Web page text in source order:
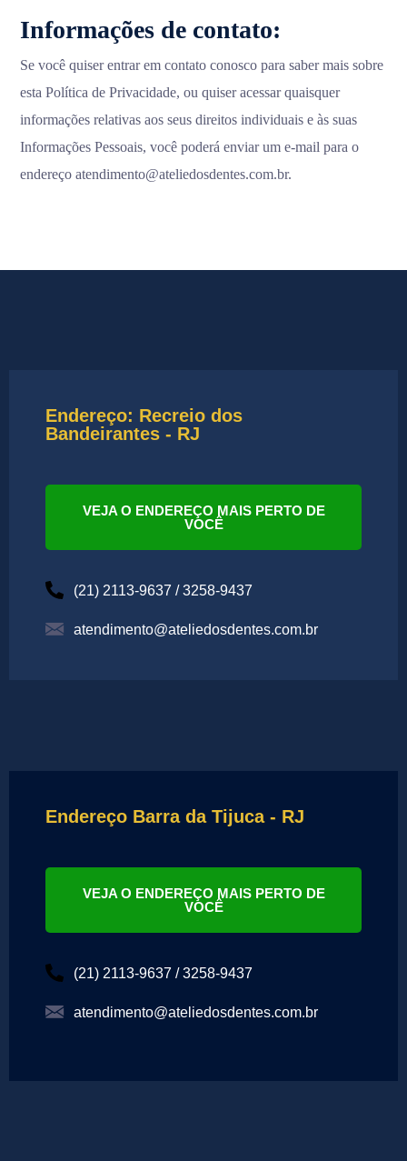
Informações de contato:
Se você quiser entrar em contato conosco para saber mais sobre
esta Política de Privacidade, ou quiser acessar quaisquer
informações relativas aos seus direitos individuais e às suas
Informações Pessoais, você poderá enviar um e-mail para o
endereço atendimento@ateliedosdentes.com.br.
Endereço: Recreio dos
Bandeirantes - RJ
VEJA O ENDEREÇO MAIS PERTO DE
VOCÊ
(21) 2113-9637 / 3258-9437
atendimento@ateliedosdentes.com.br
Endereço Barra da Tijuca - RJ
VEJA O ENDEREÇO MAIS PERTO DE
VOCÊ
(21) 2113-9637 / 3258-9437
atendimento@ateliedosdentes.com.br